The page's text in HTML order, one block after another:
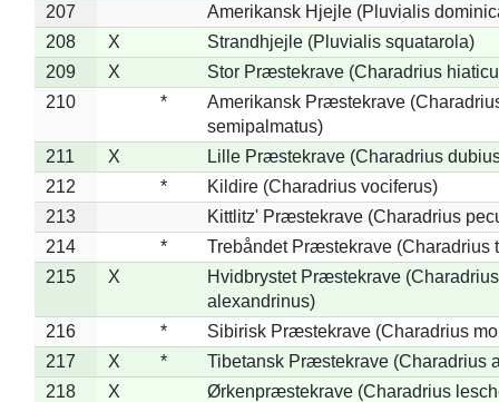
207
Amerikansk Hjejle (Pluvialis
208
X
Strandhjejle (Pluvialis squatarola)
209
X
Stor Præstekrave (Charadrius
210
*
Amerikansk Præstekrave
semipalmatus)
211
X
Lille Præstekrave (Charadrius
212
*
Kildire (Charadrius vociferus)
213
Kittlitz' Præstekrave (Charadrius
214
*
Trebåndet Præstekrave (Charadrius
215
X
Hvidbrystet Præstekrave (Charadrius
alexandrinus)
216
*
Sibirisk Præstekrave (Charadrius
217
X *
Tibetansk Præstekrave (Charadrius
218
X
Ørkenpræstekrave (Charadrius